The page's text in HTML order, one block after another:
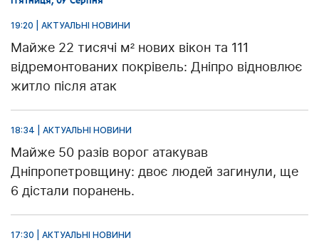
19:20 | АКТУАЛЬНІ НОВИНИ
Майже 22 тисячі м² нових вікон та 111
відремонтованих покрівель: Дніпро відновлює
житло після атак
18:34 | АКТУАЛЬНІ НОВИНИ
Майже 50 разів ворог атакував
Дніпропетровщину: двоє людей загинули, ще
6 дістали поранень.
17:30 | АКТУАЛЬНІ НОВИНИ